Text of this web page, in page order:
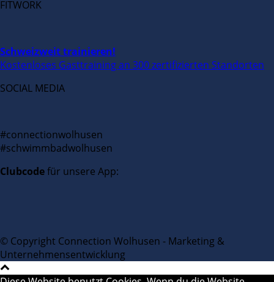
FITWORK
Schweizweit trainieren!
Kostenloses Gasttraining an 300 zertifizierten Standorten
SOCIAL MEDIA
#connectionwolhusen
#schwimmbadwolhusen
Clubcodefür unsere App:
© Copyright Connection Wolhusen - Marketing &
Unternehmensentwicklung